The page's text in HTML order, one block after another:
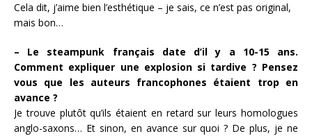
Cela dit, j’aime bien l’esthétique – je sais, ce n’est pas original,
mais bon…
– Le steampunk français date d’il y a 10-15 ans.
Comment expliquer une explosion si tardive ? Pensez
vous que les auteurs francophones étaient trop en
avance ?
Je trouve plutôt qu’ils étaient en retard sur leurs homologues
anglo-saxons… Et sinon, en avance sur quoi ? De plus, je ne